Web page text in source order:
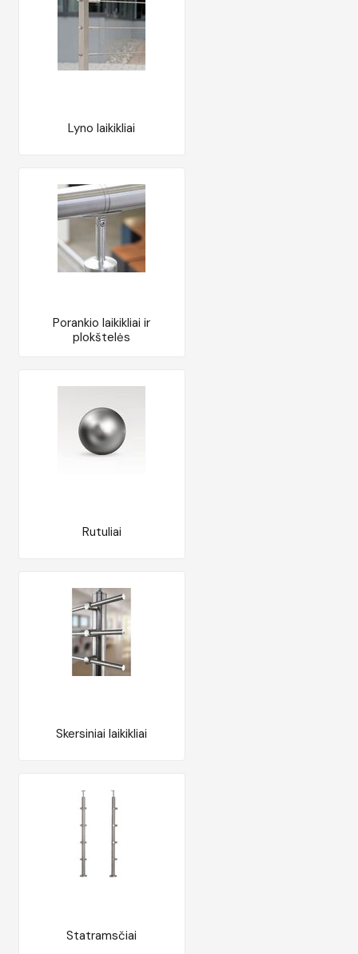
Lyno laikikliai
Porankio laikikliai ir
plokštelės
Rutuliai
Skersiniai laikikliai
Statramsčiai